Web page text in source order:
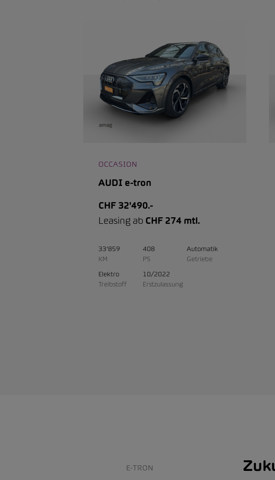
OCCASION
AUDI e-tron
CHF 32'490.-
Leasing ab CHF 274 mtl.
33'859
KM
408
PS
Automatik
Getriebe
Elektro
Treibstoff
10/2022
Erstzulassung
E-TRON